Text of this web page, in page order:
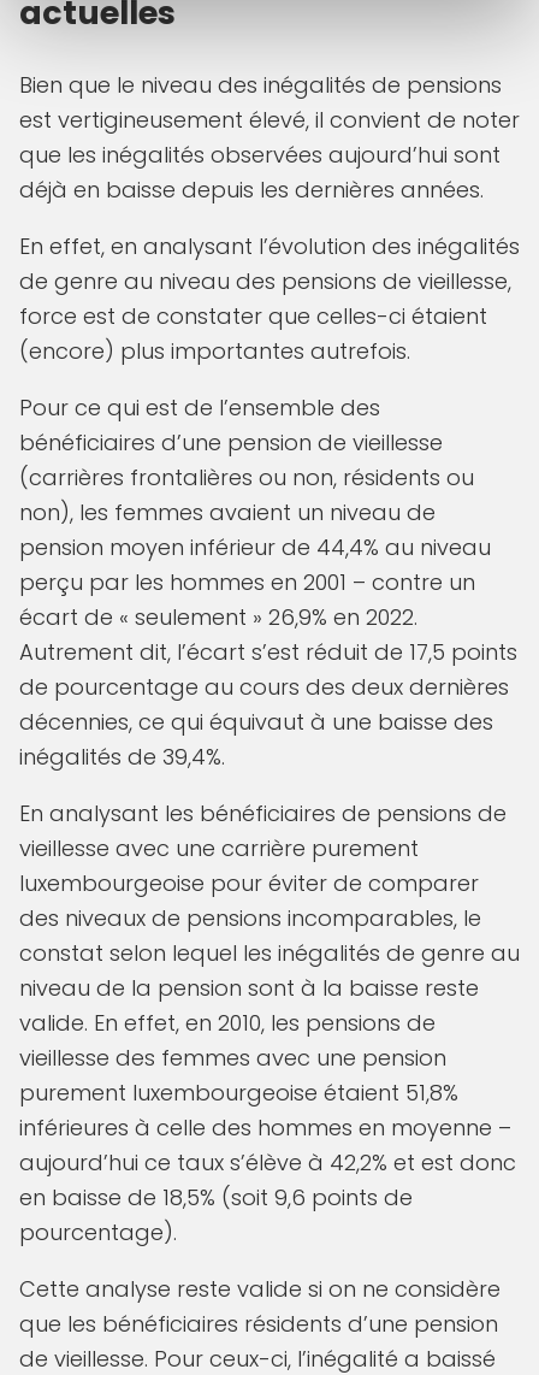
actuelles
Bien que le niveau des inégalités de pensions
est vertigineusement élevé, il convient de noter
que les inégalités observées aujourd’hui sont
déjà en baisse depuis les dernières années.
En effet, en analysant l’évolution des inégalités
de genre au niveau des pensions de vieillesse,
force est de constater que celles-ci étaient
(encore) plus importantes autrefois.
Pour ce qui est de l’ensemble des
bénéficiaires d’une pension de vieillesse
(carrières frontalières ou non, résidents ou
non), les femmes avaient un niveau de
pension moyen inférieur de 44,4% au niveau
perçu par les hommes en 2001 – contre un
écart de « seulement » 26,9% en 2022.
Autrement dit, l’écart s’est réduit de 17,5 points
de pourcentage au cours des deux dernières
décennies, ce qui équivaut à une baisse des
inégalités de 39,4%.
En analysant les bénéficiaires de pensions de
vieillesse avec une carrière purement
luxembourgeoise pour éviter de comparer
des niveaux de pensions incomparables, le
constat selon lequel les inégalités de genre au
niveau de la pension sont à la baisse reste
valide. En effet, en 2010, les pensions de
vieillesse des femmes avec une pension
purement luxembourgeoise étaient 51,8%
inférieures à celle des hommes en moyenne –
aujourd’hui ce taux s’élève à 42,2% et est donc
en baisse de 18,5% (soit 9,6 points de
pourcentage).
Cette analyse reste valide si on ne considère
que les bénéficiaires résidents d’une pension
de vieillesse. Pour ceux-ci, l’inégalité a baissé